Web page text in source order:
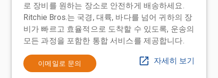
로 장비를 원하는 장소로 안전하게 배송하세요.
Ritchie Bros.는 국경, 대륙, 바다를 넘어 귀하의 장
비가 빠르고 효율적으로 도착할 수 있도록, 운송의
모든 과정을 포함한 통합 서비스를 제공합니다.
이메일로 문의 자세히 보기